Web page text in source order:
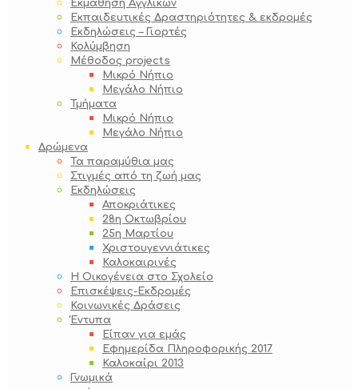
Εκμάθηση Αγγλικών
Εκπαιδευτικές Δραστηριότητες & εκδρομές
Εκδηλώσεις – Γιορτές
Κολύμβηση
Μέθοδος projects
Μικρό Νήπιο
Μεγάλο Νήπιο
Τμήματα
Μικρό Νήπιο
Μεγάλο Νήπιο
Δρώμενα
Τα παραμύθια μας
Στιγμές από τη ζωή μας
Εκδηλώσεις
Αποκριάτικες
28η Οκτωβρίου
25η Μαρτίου
Χριστουγεννιάτικες
Καλοκαιρινές
Η Οικογένεια στο Σχολείο
Επισκέψεις-Εκδρομές
Κοινωνικές Δράσεις
Έντυπα
Είπαν για εμάς
Εφημερίδα Πληροφορικής 2017
Καλοκαίρι 2013
Γνωμικά